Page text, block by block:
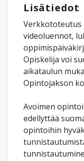
Lisätiedot
Verkkototeutus
videoluennot,
Opiskelija voi
aikataulun
Opintojakson
Avoimen
edellyttää
opintoihin